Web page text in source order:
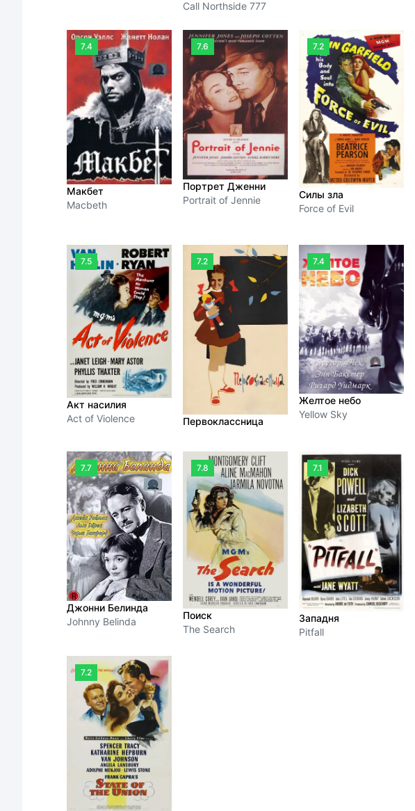
Call Northside 777
7.4
Макбет
Macbeth
7.6
Портрет Дженни
Portrait of Jennie
7.2
Силы зла
Force of Evil
7.5
Акт насилия
Act of Violence
7.2
Первоклассница
7.4
Желтое небо
Yellow Sky
7.7
Джонни Белинда
Johnny Belinda
7.8
Поиск
The Search
7.1
Западня
Pitfall
7.2